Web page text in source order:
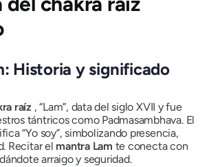
Historia y significado
raíz , “Lam”, data del siglo XVII y fue
tántricos como Padmasambhava. El
“Yo soy”, simbolizando presencia,
Recitar el mantra Lam te conecta con
arraigo y seguridad.